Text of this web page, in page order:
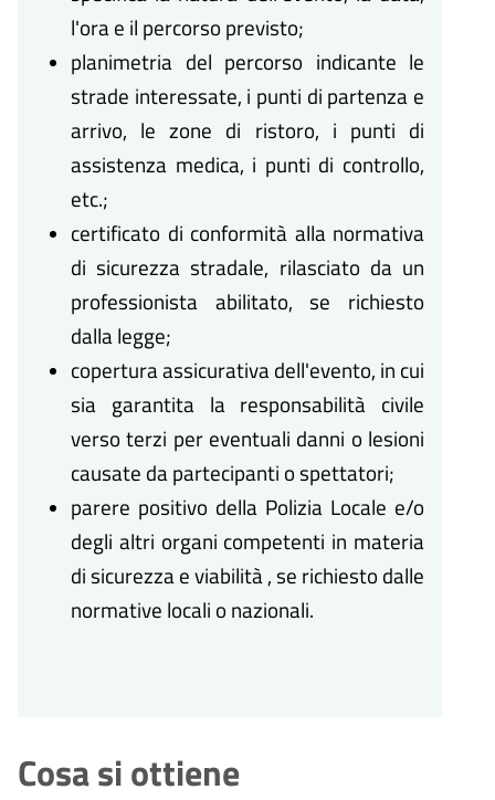
l'ora e il percorso previsto;
planimetria del percorso indicante le
strade interessate, i punti di partenza e
arrivo, le zone di ristoro, i punti di
assistenza medica, i punti di controllo,
etc.;
certificato di conformità alla normativa
di sicurezza stradale, rilasciato da un
professionista abilitato, se richiesto
dalla legge;
copertura assicurativa dell'evento, in cui
sia garantita la responsabilità civile
verso terzi per eventuali danni o lesioni
causate da partecipanti o spettatori;
parere positivo della Polizia Locale e/o
degli altri organi competenti in materia
di sicurezza e viabilità , se richiesto dalle
normative locali o nazionali.
Cosa si ottiene